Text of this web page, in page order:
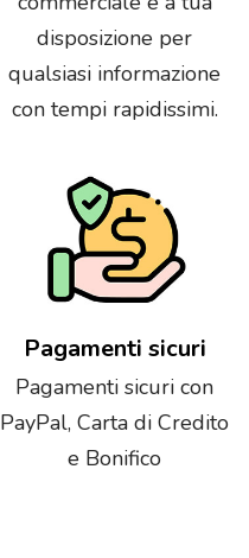
disposizione per
qualsiasi informazione
con tempi rapidissimi.
Pagamenti sicuri
Pagamenti sicuri con
PayPal, Carta di Credito
e Bonifico